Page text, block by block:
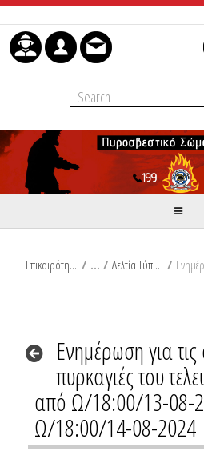
Skip to Content
Επικαιρότητα / Δελτία Τύπου /
Ενημέρωση για
πυρκαγιές του
από Ω/18:00/13-08-
Ω/18:00/14-08-2024